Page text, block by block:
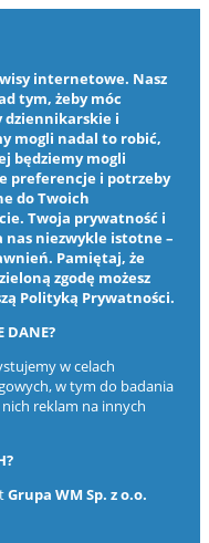
internetowe. Nasz
tym, żeby móc
dziennikarskie i
mogli nadal to robić,
będziemy mogli
preferencje i potrzeby
do Twoich
Twoja prywatność i
nas niezwykle istotne –
Pamiętaj, że
zgodę możesz
Polityką Prywatności.
DANE?
w celach
w tym do badania
reklam na innych
Grupa WM Sp. z o.o.